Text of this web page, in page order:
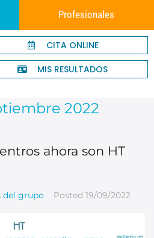
Profesionales
CITA ONLINE
MIS RESULTADOS
2022
ahora son HT
del grupo Posted 19/09/2022